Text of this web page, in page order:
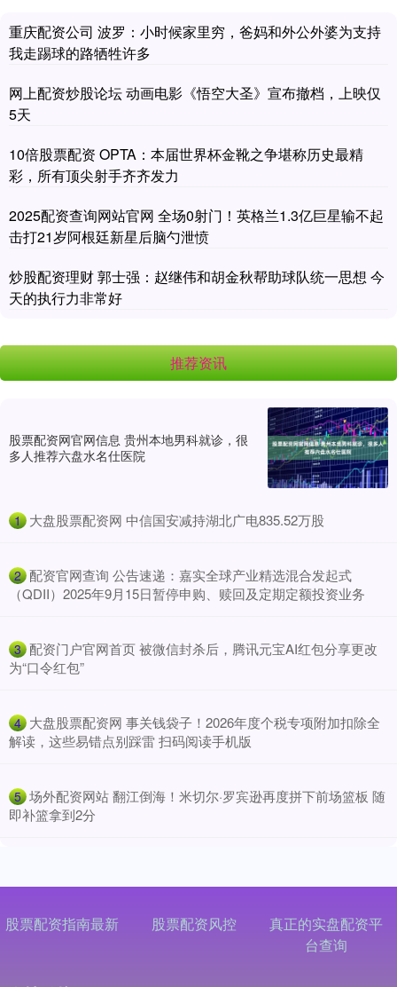
重庆配资公司 波罗：小时候家里穷，爸妈和外公外婆为支持
我走踢球的路牺牲许多
网上配资炒股论坛 动画电影《悟空大圣》宣布撤档，上映仅
5天
10倍股票配资 OPTA：本届世界杯金靴之争堪称历史最精
彩，所有顶尖射手齐齐发力
2025配资查询网站官网 全场0射门！英格兰1.3亿巨星输不起
击打21岁阿根廷新星后脑勺泄愤
炒股配资理财 郭士强：赵继伟和胡金秋帮助球队统一思想 今
天的执行力非常好
推荐资讯
股票配资网官网信息 贵州本地男科就诊，很
多人推荐六盘水名仕医院
1 ​大盘股票配资网 中信国安减持湖北广电835.52万股
2 ​配资官网查询 公告速递：嘉实全球产业精选混合发起式
（QDII）2025年9月15日暂停申购、赎回及定期定额投资业务
3 ​配资门户官网首页 被微信封杀后，腾讯元宝AI红包分享更改
为“口令红包”
4 ​大盘股票配资网 事关钱袋子！2026年度个税专项附加扣除全
解读，这些易错点别踩雷 扫码阅读手机版
5 ​场外配资网站 翻江倒海！米切尔·罗宾逊再度拼下前场篮板 随
即补篮拿到2分
股票配资指南最新 股票配资风控
真正的实盘配资平
台查询